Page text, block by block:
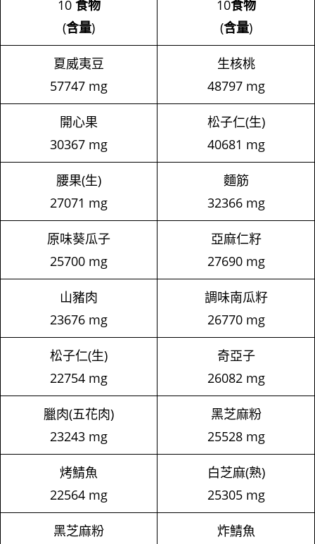
10 食物
(含量)
10食物
(含量)
夏威夷豆
57747 mg
生核桃
48797 mg
開心果
30367 mg
松子仁(生)
40681 mg
腰果(生)
27071 mg
麵筋
32366 mg
原味葵瓜子
25700 mg
亞麻仁籽
27690 mg
山豬肉
23676 mg
調味南瓜籽
26770 mg
松子仁(生)
22754 mg
奇亞子
26082 mg
臘肉(五花肉)
23243 mg
黑芝麻粉
25528 mg
烤鯖魚
22564 mg
白芝麻(熟)
25305 mg
黑芝麻粉
炸鯖魚